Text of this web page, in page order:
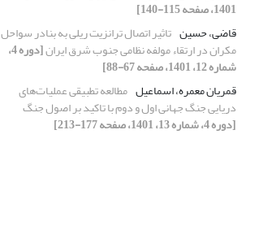
1401، صفحه 115-140]
قاضی، حسین تاثیر اتصال ترانزیت ریلی به بنادر سواحل
مکران در ارتقاء مولفه نظامی جنوب شرق ایران [دوره 4،
شماره 12، 1401، صفحه 67-88]
قمریان معمره، اسماعیل مطالعه تطبیقی عملیات‌های
دریایی جنگ جهانی اول و دوم با تاکید بر اصول جنگ
[دوره 4، شماره 13، 1401، صفحه 177-213]